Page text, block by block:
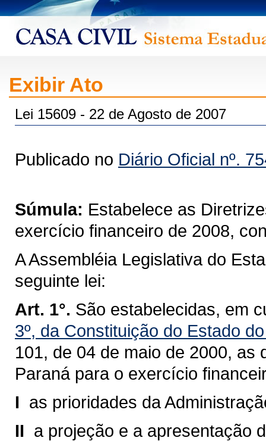
Exibir Ato
Lei 15609 - 22 de Agosto de 2007
Publicado no Diário Oficial nº.
Súmula: Estabelece as
exercício financeiro de 2008,
A Assembléia Legislativa do
seguinte lei:
Art. 1°. São estabelecidas, em
3º, da Constituição do Estado
101, de 04 de maio de 2000, as
Paraná para o exercício
I  as prioridades da
II  a projeção e a apresentação